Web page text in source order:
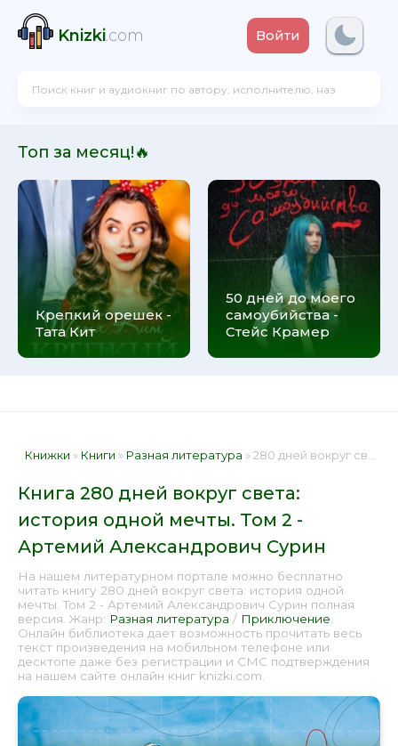
Knizki.com Войти
Топ за месяц!🔥
Крепкий орешек -
Тата Кит
50 дней до моего
самоубийства -
Стейс Крамер
Книжки » Книги » Разная литература » 280 дней вокруг света: история одной мечты. Том 2 - Артемий Александрович Сурин 📕 - Книга онлайн бесплатно
Книга 280 дней вокруг света:
история одной мечты. Том 2 -
Артемий Александрович Сурин
На нашем литературном портале можно бесплатно
читать книгу 280 дней вокруг света: история одной
мечты. Том 2 - Артемий Александрович Сурин полная
версия. Жанр: Разная литература / Приключение
Онлайн библиотека дает возможность прочитать весь
текст произведения на мобильном телефоне или
десктопе даже без регистрации и СМС подтверждения
на нашем сайте онлайн книг knizki.com.